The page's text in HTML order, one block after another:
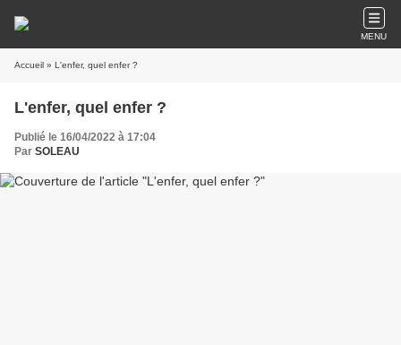
MENU
Accueil » L'enfer, quel enfer ?
L'enfer, quel enfer ?
Publié le 16/04/2022 à 17:04
Par SOLEAU